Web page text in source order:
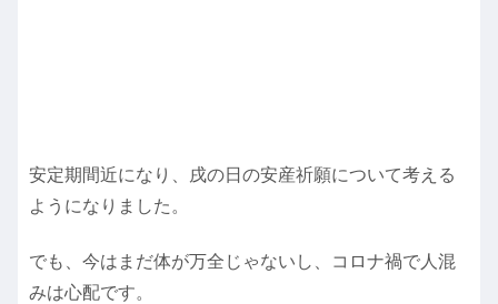
安定期間近になり、戌の日の安産祈願について考える
ようになりました。
でも、今はまだ体が万全じゃないし、コロナ禍で人混
みは心配です。